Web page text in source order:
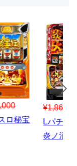
¥1,867,800
Lパチスロ 炎
炎ノ消防隊2